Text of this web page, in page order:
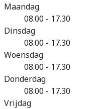
Maandag
08.00 - 17.30
Dinsdag
08.00 - 17.30
Woensdag
08.00 - 17.30
Donderdag
08.00 - 17.30
Vrijdag